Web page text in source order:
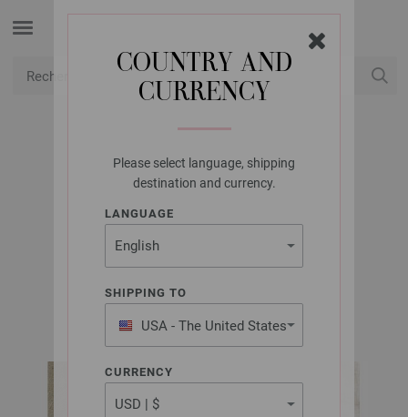
COUNTRY AND
CURRENCY
Please select language, shipping
destination and currency.
LANGUAGE
SHIPPING TO
USA - The United States
of America
CURRENCY
LANA GROSSA
TOP ECOPUNO &
COTTONHAIR
FILATI No. 69 | Modèle 39 / Tricot 31 Modèle 38